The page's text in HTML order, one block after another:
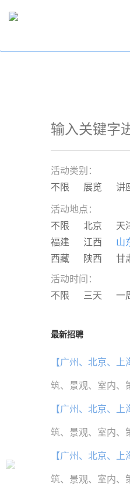
活动类别：
不限
展览 讲
活动地点：
不限
北京 天
福建
江西 山
西藏
陕西 甘
活动时间：
不限
三天 一
最新招聘
【广州、北京、
筑、景观、室内、
【广州、北京、
筑、景观、室内、
【广州、北京、
筑、景观、室内、